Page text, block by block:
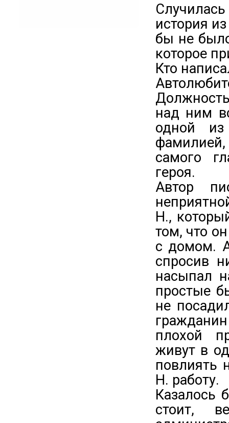
история
бы не
которое
Кто
над ним
одной из
фамилией,
самого
героя.
Автор
Н.,
том, что
с домом.
спросив
насыпал
простые
не
плохой
живут в
повлиять
Н. работу.
Казалось
стоит,